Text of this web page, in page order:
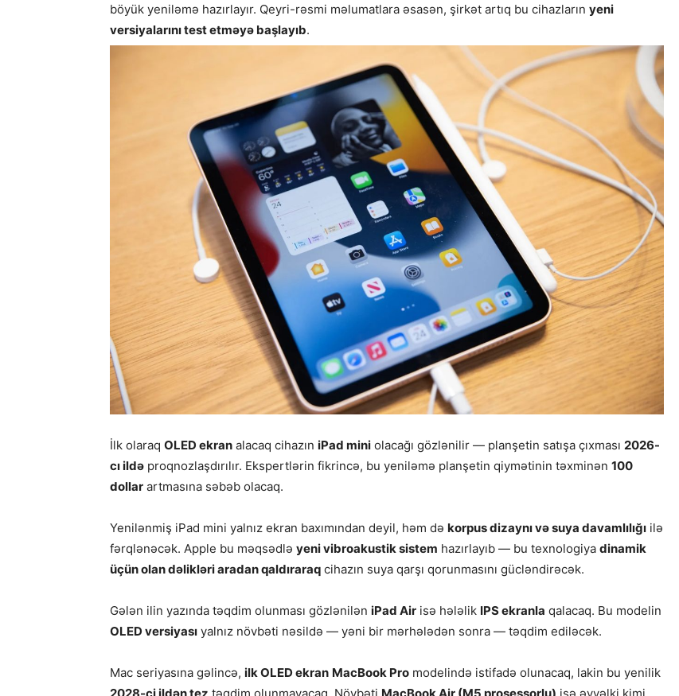
böyük yeniləmə hazırlayır. Qeyri-rəsmi məlumatlara əsasən, şirkət artıq bu cihazların yeni
versiyalarını test etməyə başlayıb.
İlk olaraq OLED ekran alacaq cihazın iPad mini olacağı gözlənilir — planşetin satışa çıxması 2026-
cı ildə proqnozlaşdırılır. Ekspertlərin fikrincə, bu yeniləmə planşetin qiymətinin təxminən 100
dollar artmasına səbəb olacaq.
Yenilənmiş iPad mini yalnız ekran baxımından deyil, həm də korpus dizaynı və suya davamlılığı ilə
fərqlənəcək. Apple bu məqsədlə yeni vibroakustik sistem hazırlayıb — bu texnologiya dinamik
üçün olan dəlikləri aradan qaldıraraq cihazın suya qarşı qorunmasını gücləndirəcək.
Gələn ilin yazında təqdim olunması gözlənilən iPad Air isə hələlik IPS ekranla qalacaq. Bu modelin
OLED versiyası yalnız növbəti nəsildə — yəni bir mərhələdən sonra — təqdim ediləcək.
Mac seriyasına gəlincə, ilk OLED ekran MacBook Pro modelində istifadə olunacaq, lakin bu yenilik
2028-ci ildən tez təqdim olunmayacaq. Növbəti MacBook Air (M5 prosessorlu) isə əvvəlki kimi